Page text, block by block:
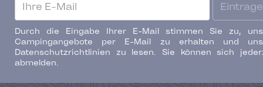
Durch die Eingabe Ihrer E-Mail stimmen Sie zu,
Campingangebote per E-Mail zu erhalten und
Datenschutzrichtlinien zu lesen. Sie können sich
abmelden.